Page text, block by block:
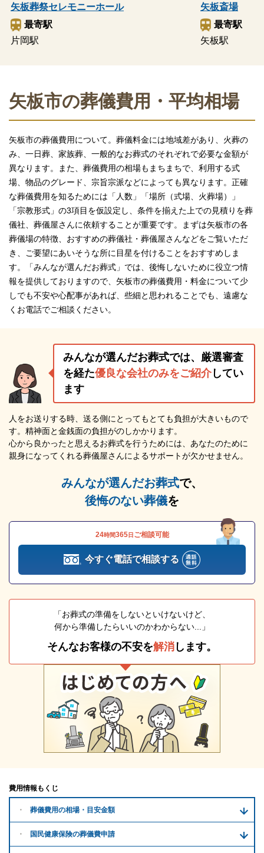
矢板葬祭セレモニーホール
最寄駅
片岡駅
矢板斎場
最寄駅
矢板駅
矢板市の葬儀費用・平均相場
矢板市の葬儀費用について。葬儀料金には地域差があり、火葬の
み、一日葬、家族葬、一般的なお葬式のそれぞれで必要な金額が
異なります。また、葬儀費用の相場もまちまちで、利用する式
場、物品のグレード、宗旨宗派などによっても異なります。正確
な葬儀費用を知るためには「人数」「場所（式場、火葬場）」
「宗教形式」の3項目を仮設定し、条件を揃えた上での見積りを葬
儀社、葬儀屋さんに依頼することが重要です。まずは矢板市の各
葬儀場の特徴、おすすめの葬儀社・葬儀屋さんなどをご覧いただ
き、ご要望にあいそうな所に目星を付けることをおすすめしま
す。「みんなが選んだお葬式」では、後悔しないために役立つ情
報を提供しておりますので、矢板市の葬儀費用・料金について少
しでも不安や心配事があれば、些細と思われることでも、遠慮な
くお電話でご相談ください。
みんなが選んだお葬式では、厳選審査
を経た優良な会社のみをご紹介してい
ます
人をお送りする時、送る側にとってもとても負担が大きいもので
す。精神面と金銭面の負担がのしかかります。
心から良かったと思えるお葬式を行うためには、あなたのために
親身になってくれる葬儀屋さんによるサポートが欠かせません。
みんなが選んだお葬式で、
後悔のない葬儀を
24時間365日 ご相談可能
今すぐ電話で相談する
「お葬式の準備をしないといけないけど、
何から準備したらいいのかわからない...」
そんなお客様の不安を解消 します。
費用情報もくじ
葬儀費用の相場・目安金額
国民健康保険の葬儀費申請